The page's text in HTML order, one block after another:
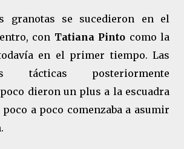
granotas se sucedieron en el
con Tatiana Pinto como la
en el primer tiempo. Las
tácticas posteriormente
dieron un plus a la escuadra
poco a poco comenzaba a asumir